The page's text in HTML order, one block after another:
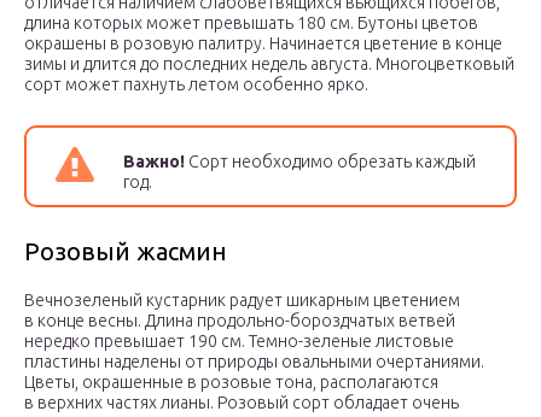
длина которых может превышать 180 см. Бутоны цветов
окрашены в розовую палитру. Начинается цветение в конце
зимы и длится до последних недель августа. Многоцветковый
сорт может пахнуть летом особенно ярко.
Важно! Сорт необходимо обрезать каждый
год.
Розовый жасмин
Вечнозеленый кустарник радует шикарным цветением
в конце весны. Длина продольно-бороздчатых ветвей
нередко превышает 190 см. Темно-зеленые листовые
пластины наделены от природы овальными очертаниями.
Цветы, окрашенные в розовые тона, располагаются
в верхних частях лианы. Розовый сорт обладает очень